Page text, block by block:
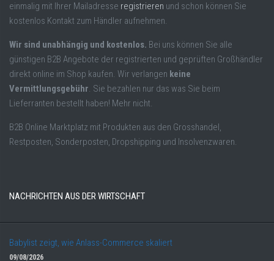
einmalig mit Ihrer Mailadresse registrieren und schon können Sie
kostenlos Kontakt zum Händler aufnehmen.
Wir sind unabhängig und kostenlos. Bei uns können Sie alle
günstigen B2B Angebote der registrierten und geprüften Großhändler
direkt online im Shop kaufen. Wir verlangen keine
Vermittlungsgebühr. Sie bezahlen nur das was Sie beim
Lieferranten bestellt haben! Mehr nicht.
B2B Online Marktplatz mit Produkten aus den Grosshandel,
Restposten, Sonderposten, Dropshipping und Insolvenzwaren.
NACHRICHTEN AUS DER WIRTSCHAFT
Babylist zeigt, wie Anlass-Commerce skaliert
09/08/2026